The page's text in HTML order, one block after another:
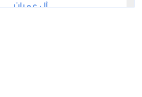
آل عمران